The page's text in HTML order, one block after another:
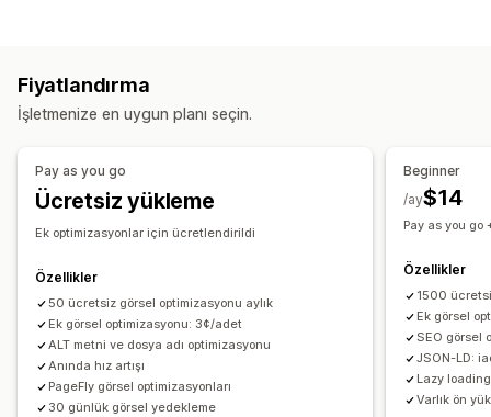
Yeniden Yönlendirmeler
Sayfa indeksleme
Meta etiketler
Yapay zeka üretimi
Görsel optimizasyonu
Hız optimizasyonu İçerik optimizasyonu
Meta veri optimizasyonu Otomasyonlar
Performansı izleme
SEO puanı Denetimler Raporlama
Bilgiler ve ipuçları
Analizler Rakip analizi Anahtar sözcük analizi
Hız analizi
Bağlantı analizi İçerik analizi
Sıralama izleme
Web sitesi trafiği Test
SEO Alternatif metin
Sıkıştırma
Fiyatlandırma
İşletmenize en uygun planı seçin.
Pay as you go
Ücretsiz yükleme
Ek optimizasyonlar için ücretlendirildi
Özellikler
50 ücretsiz görsel optimizasyonu aylık
Ek görsel optimizasyonu: 3¢/adet
ALT metni ve dosya adı optimizasyonu
Anında hız artışı
PageFly görsel optimizasyonları
30 günlük görsel yedekleme
Beginner
$14
/ay
Pay as you go
Özellikler
1500
Ek görsel
SEO görsel
JSON-LD:
Lazy
Varlık ön